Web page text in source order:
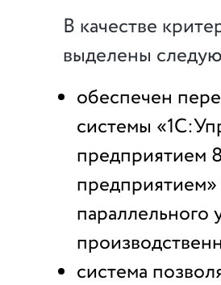
В качестве
выделены
обеспечен
системы
предприятием
параллельного
система